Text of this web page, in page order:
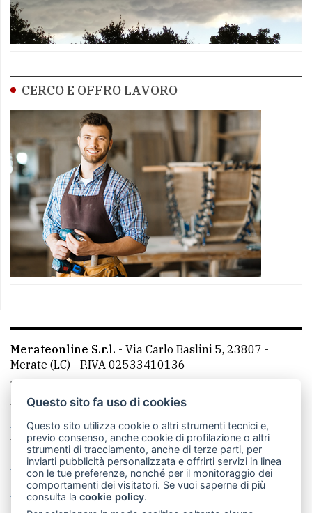
CERCO E OFFRO LAVORO
Merateonline S.r.l. - Via Carlo Baslini 5, 23807 -
Merate (LC) - P.IVA 02533410136
Telefono:
mail: redazione@merateonline.it
La redazione
CasateOnline LeccoOnline
RSS
Made by VIP
Privacy policy
Cookie policy
Rivedi le tue scelte sui cookie
Questo sito fa uso di cookies
Questo sito utilizza cookie o altri strumenti tecnici e,
previo consenso, anche cookie di profilazione o altri
strumenti di tracciamento, anche di terze parti, per
inviarti pubblicità personalizzata e offrirti servizi in linea
con le tue preferenze, nonché per il monitoraggio dei
comportamenti dei visitatori. Se vuoi saperne di più
consulta lacookie policy.